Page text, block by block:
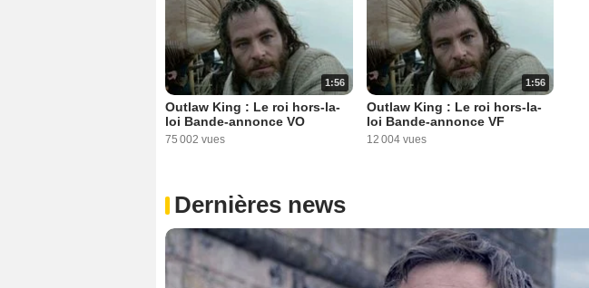
1:56
Outlaw King : Le roi hors-la-
loi Bande-annonce VO
75 002 vues
1:56
Outlaw King : Le roi hors-la-
loi Bande-annonce VF
12 004 vues
Dernières news